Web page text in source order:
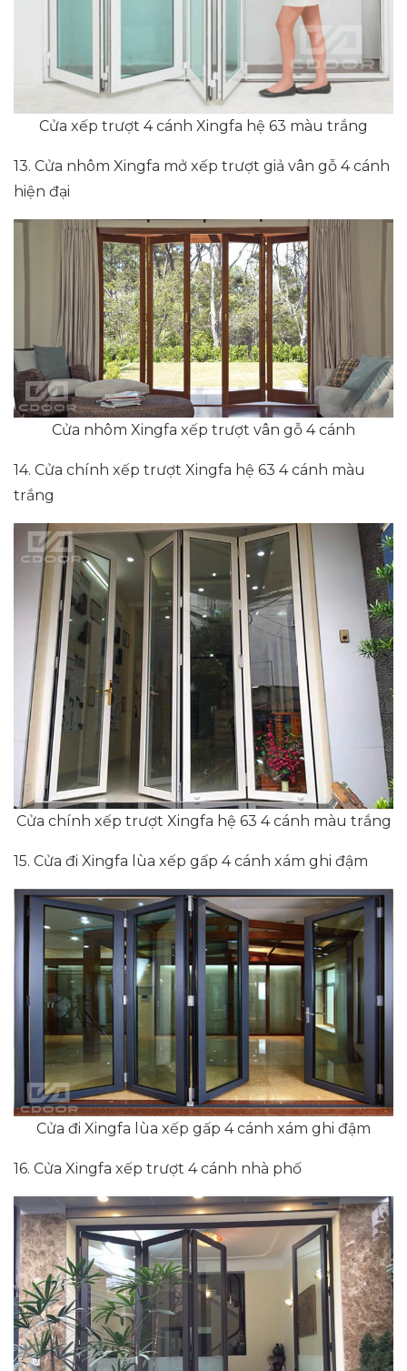
Cửa xếp trượt 4 cánh Xingfa hệ 63 màu trắng
13. Cửa nhôm Xingfa mở xếp trượt giả vân gỗ 4 cánh
hiện đại
Cửa nhôm Xingfa xếp trượt vân gỗ 4 cánh
14. Cửa chính xếp trượt Xingfa hệ 63 4 cánh màu
trắng
Cửa chính xếp trượt Xingfa hệ 63 4 cánh màu trắng
15. Cửa đi Xingfa lùa xếp gấp 4 cánh xám ghi đậm
Cửa đi Xingfa lùa xếp gấp 4 cánh xám ghi đậm
16. Cửa Xingfa xếp trượt 4 cánh nhà phố